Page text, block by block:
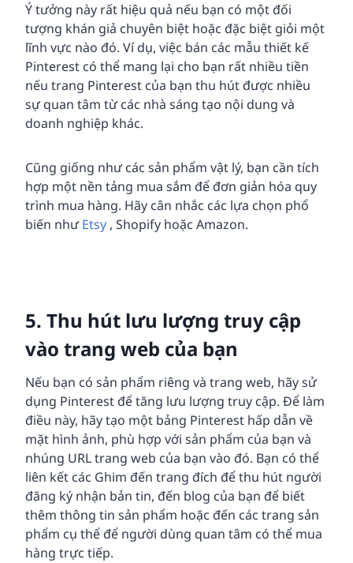
Ý tưởng này rất hiệu quả nếu bạn có một đối
tượng khán giả chuyên biệt hoặc đặc biệt giỏi một
lĩnh vực nào đó. Ví dụ, việc bán các mẫu thiết kế
Pinterest có thể mang lại cho bạn rất nhiều tiền
nếu trang Pinterest của bạn thu hút được nhiều
sự quan tâm từ các nhà sáng tạo nội dung và
doanh nghiệp khác.
Cũng giống như các sản phẩm vật lý, bạn cần tích
hợp một nền tảng mua sắm để đơn giản hóa quy
trình mua hàng. Hãy cân nhắc các lựa chọn phổ
biến nhưEtsy , Shopify hoặc Amazon.
5. Thu hút lưu lượng truy cập
vào trang web của bạn
Nếu bạn có sản phẩm riêng và trang web, hãy sử
dụng Pinterest để tăng lưu lượng truy cập. Để làm
điều này, hãy tạo một bảng Pinterest hấp dẫn về
mặt hình ảnh, phù hợp với sản phẩm của bạn và
nhúng URL trang web của bạn vào đó. Bạn có thể
liên kết các Ghim đến trang đích để thu hút người
đăng ký nhận bản tin, đến blog của bạn để biết
thêm thông tin sản phẩm hoặc đến các trang sản
phẩm cụ thể để người dùng quan tâm có thể mua
hàng trực tiếp.